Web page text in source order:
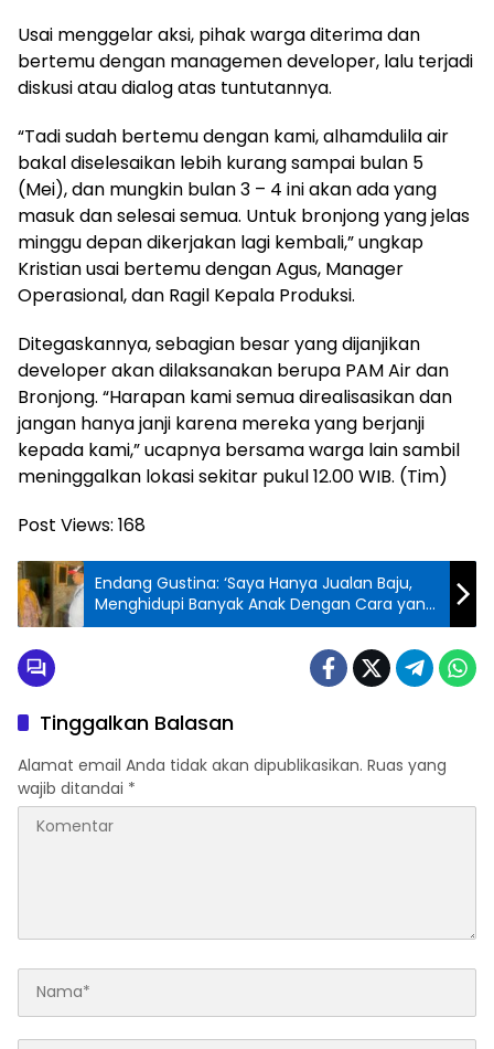
Usai menggelar aksi, pihak warga diterima dan
bertemu dengan managemen developer, lalu terjadi
diskusi atau dialog atas tuntutannya.
“Tadi sudah bertemu dengan kami, alhamdulila air
bakal diselesaikan lebih kurang sampai bulan 5
(Mei), dan mungkin bulan 3 – 4 ini akan ada yang
masuk dan selesai semua. Untuk bronjong yang jelas
minggu depan dikerjakan lagi kembali,” ungkap
Kristian usai bertemu dengan Agus, Manager
Operasional, dan Ragil Kepala Produksi.
Ditegaskannya, sebagian besar yang dijanjikan
developer akan dilaksanakan berupa PAM Air dan
Bronjong. “Harapan kami semua direalisasikan dan
jangan hanya janji karena mereka yang berjanji
kepada kami,” ucapnya bersama warga lain sambil
meninggalkan lokasi sekitar pukul 12.00 WIB. (Tim)
Post Views: 168
Endang Gustina: ‘Saya Hanya Jualan Baju,
Menghidupi Banyak Anak Dengan Cara yang
Halal’
Tinggalkan Balasan
Alamat email Anda tidak akan dipublikasikan. Ruas yang
wajib ditandai *